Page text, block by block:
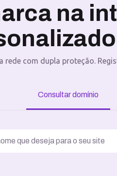
na
rede com dupla proteção.
Consultar domínio